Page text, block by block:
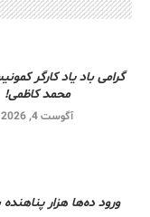
گرامی باد یاد کارگر
محمد کاظمی!
آگوست 4, 2026
ورود ده‌ها هزار